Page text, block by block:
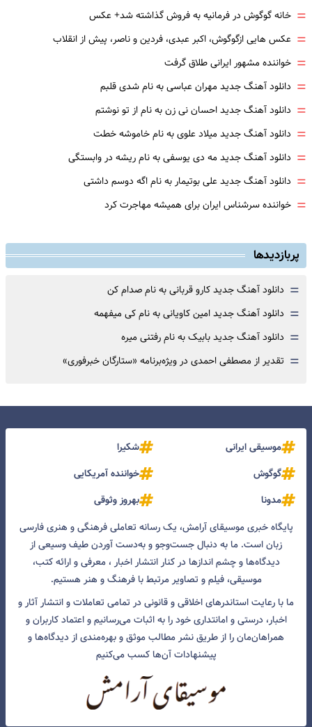
= خانه گوگوش در فرمانیه به فروش گذاشته شد+ عکس
= عکس هایی ازگوگوش، اکبر عبدی، فردین و ناصر، پیش از انقلاب
= خواننده مشهور ایرانی طلاق گرفت
= دانلود آهنگ جدید مهران عباسی به نام شدی قلبم
= دانلود آهنگ جدید احسان نی زن به نام از تو نوشتم
= دانلود آهنگ جدید میلاد علوی به نام خاموشه خطت
= دانلود آهنگ جدید مه دی یوسفی به نام ریشه در وابستگی
= دانلود آهنگ جدید علی بوتیمار به نام اگه دوسم داشتی
= خواننده سرشناس ایران برای همیشه مهاجرت کرد
پربازدیدها
= دانلود آهنگ جدید کارو قربانی به نام صدام کن
= دانلود آهنگ جدید امین کاویانی به نام کی میفهمه
= دانلود آهنگ جدید بابیک به نام رفتنی میره
= تقدیر از مصطفی احمدی در ویژه‌برنامه «ستارگان خبرفوری»
موسیقی ایرانی
شکیرا
گوگوش
خواننده آمریکایی
مدونا
بهروز وثوقی
پایگاه خبری موسیقای آرامش، یک رسانه تعاملی فرهنگی و هنری فارسی
زبان است. ما به دنبال جست‌و‌جو و به‌دست آوردن طیف وسیعی از
دیدگاه‌ها و چشم انداز‌ها در کنار انتشار اخبار ، معرفی و ارائه کتب،
موسیقی، فیلم و تصاویر مرتبط با فرهنگ و هنر هستیم.
ما با رعایت استاندرهای اخلاقی و قانونی در تمامی تعاملات و انتشار آثار و
اخبار، درستی و امانتداری خود را به اثبات می‌رسانیم و اعتماد کاربران و
همراهان‌مان را از طریق نشر مطالب موثق و بهره‌مندی از دیدگاه‌ها و
پیشنهادات آن‌ها کسب می‌کنیم